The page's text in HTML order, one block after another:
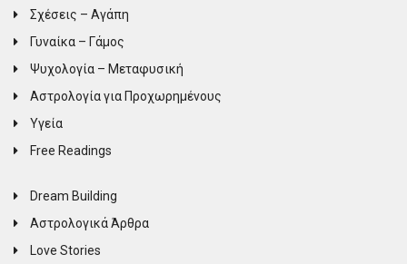
Σχέσεις – Αγάπη
Γυναίκα – Γάμος
Ψυχολογία – Μεταφυσική
Αστρολογία για Προχωρημένους
Υγεία
Free Readings
Dream Building
Αστρολογικά Άρθρα
Love Stories